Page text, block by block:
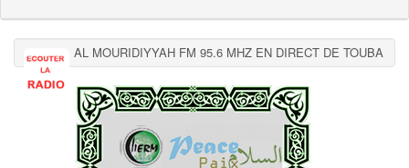
AL MOURIDIYYAH FM 95.6 MHZ EN DIRECT DE TOUBA